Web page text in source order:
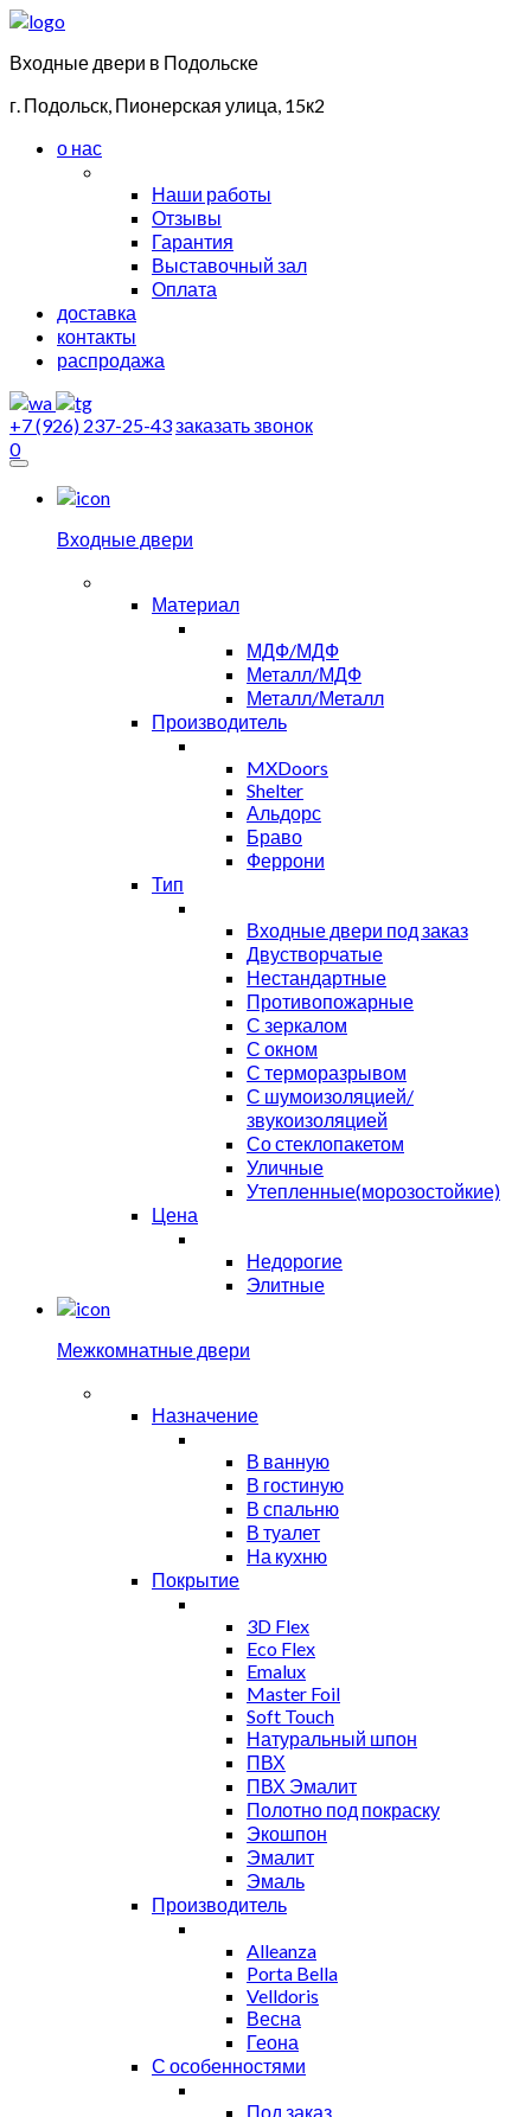
Входные двери в Подольске
г. Подольск, Пионерская улица, 15к2
о нас
Наши работы
Отзывы
Гарантия
Выставочный зал
Оплата
доставка
контакты
распродажа
+7 (926) 237-25-43заказать звонок
0
Входные двери
Материал
МДФ/МДФ
Металл/МДФ
Металл/Металл
Производитель
MXDoors
Shelter
Альдорс
Браво
Феррони
Тип
Входные двери под заказ
Двустворчатые
Нестандартные
Противопожарные
С зеркалом
С окном
С терморазрывом
С шумоизоляцией/
звукоизоляцией
Со стеклопакетом
Уличные
Утепленные(морозостойкие)
Цена
Недорогие
Элитные
Межкомнатные двери
Назначение
В ванную
В гостиную
В спальню
В туалет
На кухню
Покрытие
3D Flex
Eco Flex
Emalux
Master Foil
Soft Touch
Натуральный шпон
ПВХ
ПВХ Эмалит
Полотно под покраску
Экошпон
Эмалит
Эмаль
Производитель
Alleanza
Porta Bella
Velldoris
Весна
Геона
С особенностями
Под заказ